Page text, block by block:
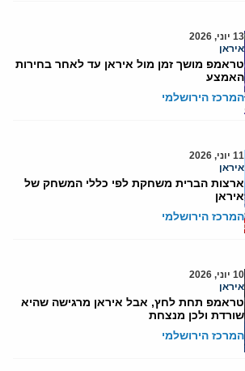
13 יוני, 2026
איראן
טראמפ מושך זמן מול איראן עד לאחר בחירות
האמצע
המרכז הירושלמי
11 יוני, 2026
איראן
ארצות הברית משחקת לפי כללי המשחק של
איראן
המרכז הירושלמי
10 יוני, 2026
איראן
טראמפ תחת לחץ, אבל איראן מרגישה שהיא
שורדת ולכן מנצחת
המרכז הירושלמי